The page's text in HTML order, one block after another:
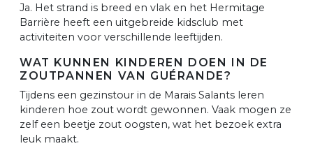
Ja. Het strand is breed en vlak en het Hermitage
Barrière heeft een uitgebreide kidsclub met
activiteiten voor verschillende leeftijden.
WAT KUNNEN KINDEREN DOEN IN DE
ZOUTPANNEN VAN GUÉRANDE?
Tijdens een gezinstour in de Marais Salants leren
kinderen hoe zout wordt gewonnen. Vaak mogen ze
zelf een beetje zout oogsten, wat het bezoek extra
leuk maakt.